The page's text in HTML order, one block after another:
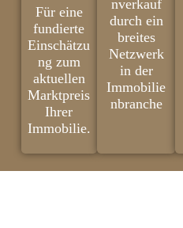
Für eine
fundierte
Einschätzu
ng zum
aktuellen
Marktpreis
Ihrer
Immobilie.
nverkauf
durch ein
breites
Netzwerk
in der
Immobilie
nbranche